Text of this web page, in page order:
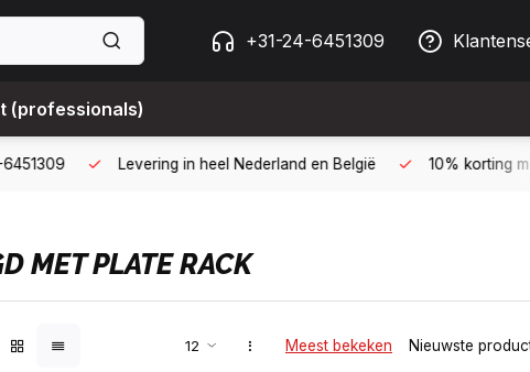
+31-24-6451309
(professionals)
B2B kopen op 30 dagen factuur met Biller! Bereikbaar
MET PLATE RACK
Meest bekeken Nieuwste